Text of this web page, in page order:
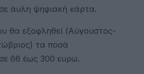
σε άυλη ψηφιακή κάρτα.
θα εξοφληθεί (Αύγουστος-
τα ποσά
66 έως 300 ευρώ.